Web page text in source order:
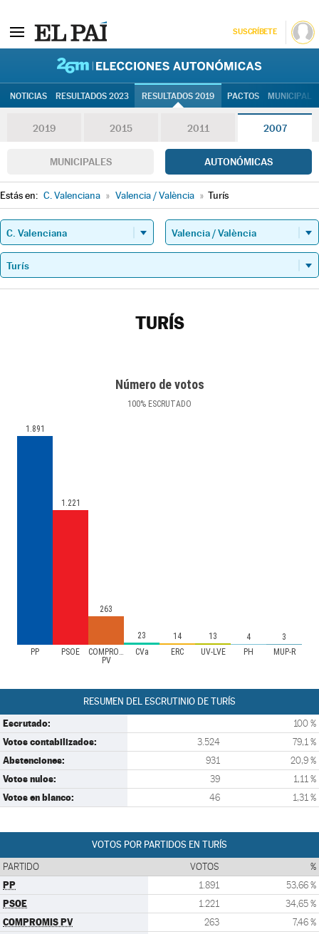
SUSCRÍBETE
NOTICIAS RESULTADOS 2023 RESULTADOS 2019 PACTOS
2019 2015 2011 2007
MUNICIPALES AUTONÓMICAS
Estás en: C. Valenciana » Valencia / València » Turís
TURÍS
Número de votos
100% ESCRUTADO
PP PSOE
COMPROMIS
PV
CVa ERC UV-LVE PH MUP-R
1.891
1.221
263
23 14 13 4 3
RESUMEN DEL ESCRUTINIO DE TURÍS
Escrutado: 100 %
Votos contabilizados: 3.524 79,1 %
Abstenciones: 931 20,9 %
Votos nulos: 39 1,11 %
Votos en blanco: 46 1,31 %
VOTOS POR PARTIDOS EN TURÍS
PARTIDO VOTOS %
PP 1.891 53,66 %
PSOE 1.221 34,65 %
COMPROMIS PV 263 7,46 %